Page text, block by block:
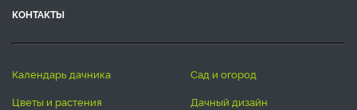
КОНТАКТЫ
календарь дачника
сад и огород
цветы и растения
дачный дизайн